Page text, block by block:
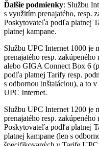
Ďalšie podmienky: Službu
s využitím prenajatého, resp.
Poskytovateľa podľa platnej
platnej kampane.
Službu UPC Internet 1000 je
prenajatého resp.
alebo GIGA Connect Box 6
podľa platnej Tarify resp.
s odbornou inštaláciou), a to
UPC Internet.
Službu UPC Internet 1200 je
prenajatého resp.
Poskytovateľa podľa platnej
platnej kampane (len s